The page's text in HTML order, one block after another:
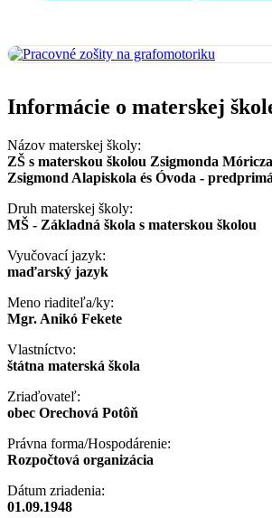
Informácie o materskej
Názov materskej školy:
ZŠ s materskou školou Zsigmonda
Zsigmond Alapiskola és Óvoda -
Druh materskej školy:
MŠ - Základná škola s materskou školou
Vyučovací jazyk:
maďarský jazyk
Meno riaditeľa/ky:
Mgr. Anikó Fekete
Vlastníctvo:
štátna materská škola
Zriaďovateľ:
obec Orechová Potôň
Právna forma/Hospodárenie:
Rozpočtová organizácia
Dátum zriadenia:
01.09.1948